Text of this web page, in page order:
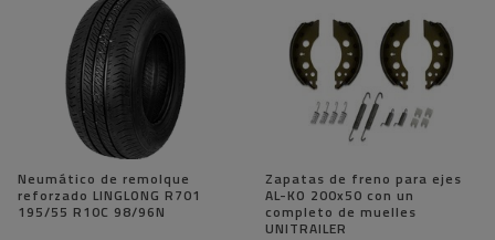
Neumático de remolque
reforzado LINGLONG R701
195/55 R10C 98/96N
Zapatas de freno para ejes
AL-KO 200x50 con un
completo de muelles
UNITRAILER